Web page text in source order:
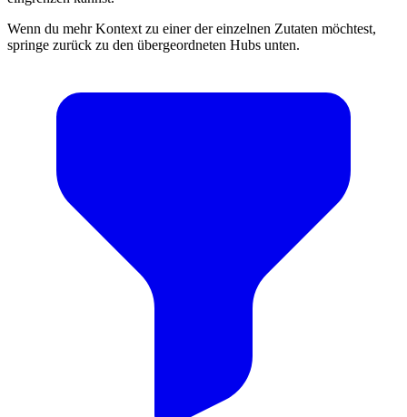
Wenn du mehr Kontext zu einer der einzelnen Zutaten möchtest,
springe zurück zu den übergeordneten Hubs unten.